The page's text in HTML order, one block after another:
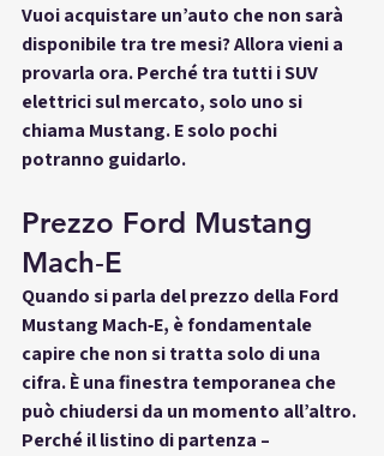
Vuoi acquistare un’auto che non sarà
disponibile tra tre mesi? Allora vieni a
provarla ora. Perché tra tutti i SUV
elettrici sul mercato, solo uno si
chiama Mustang. E solo pochi
potranno guidarlo.
Prezzo Ford Mustang
Mach‑E
Quando si parla del prezzo della Ford
Mustang Mach‑E, è fondamentale
capire che non si tratta solo di una
cifra. È una finestra temporanea che
può chiudersi da un momento all’altro.
Perché il listino di partenza –